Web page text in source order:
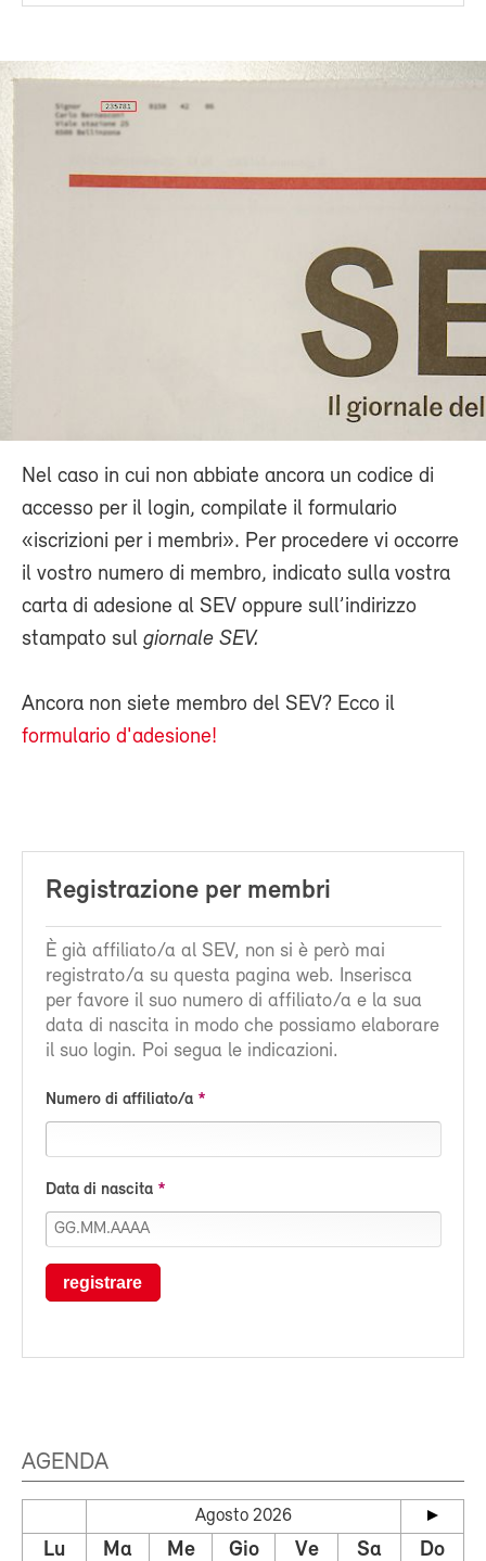
Nel caso in cui non abbiate ancora un codice di
accesso per il login, compilate il formulario
«iscrizioni per i membri». Per procedere vi occorre
il vostro numero di membro, indicato sulla vostra
carta di adesione al SEV oppure sull’indirizzo
stampato sul giornale SEV.
Ancora non siete membro del SEV? Ecco il
formulario d'adesione!
Registrazione per membri
È già affiliato/a al SEV, non si è però mai
registrato/a su questa pagina web. Inserisca
per favore il suo numero di affiliato/a e la sua
data di nascita in modo che possiamo elaborare
il suo login. Poi segua le indicazioni.
Numero di affiliato/a
Data di nascita
registrare
AGENDA
Agosto 2026
Lu Ma Me Gio Ve Sa Do